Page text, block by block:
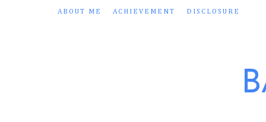
ABOUT ME ACHIEVEMENT DISCLOSURE